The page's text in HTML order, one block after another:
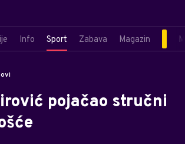
Info Sport Zabava Magazin
pojačao stručni